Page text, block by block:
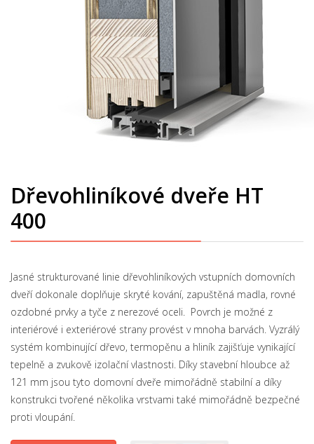
Dřevohliníkové dveře HT
400
Jasné strukturované linie dřevohliníkových vstupních domovních
dveří dokonale doplňuje skryté kování, zapuštěná madla, rovné
ozdobné prvky a tyče z nerezové oceli. Povrch je možné z
interiérové i exteriérové strany provést v mnoha barvách. Vyzrálý
systém kombinující dřevo, termopěnu a hliník zajišťuje vynikající
tepelně a zvukově izolační vlastnosti. Díky stavební hloubce až
121 mm jsou tyto domovní dveře mimořádně stabilní a díky
konstrukci tvořené několika vrstvami také mimořádně bezpečné
proti vloupání.